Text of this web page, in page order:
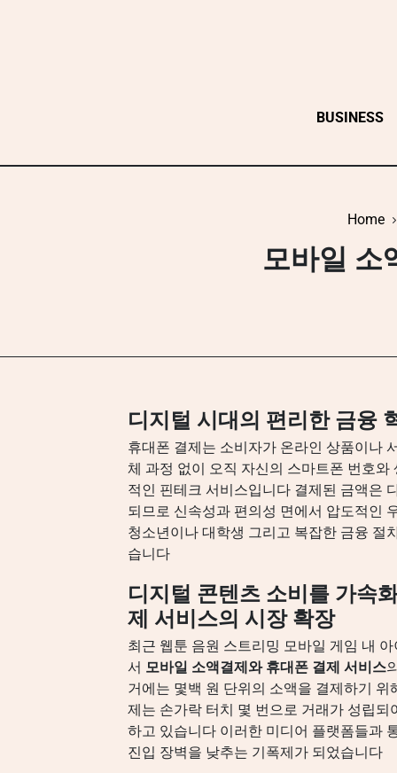
BUSINESS
Home
모바일 소
디지털 시대의 편리한 금융
휴대폰 결제는 소비자가 온라인 상품이나
체 과정 없이 오직 자신의 스마트폰 번호
적인 핀테크 서비스입니다 결제된 금액은
되므로 신속성과 편의성 면에서 압도적인
청소년이나 대학생 그리고 복잡한 금융 절
습니다
디지털 콘텐츠 소비를 가속
제 서비스의 시장 확장
최근 웹툰 음원 스트리밍 모바일 게임 내
서 모바일 소액결제와 휴대폰 결제 서비스
거에는 몇백 원 단위의 소액을 결제하기
제는 손가락 터치 몇 번으로 거래가 성립
하고 있습니다 이러한 미디어 플랫폼들과
진입 장벽을 낮추는 기폭제가 되었습니다